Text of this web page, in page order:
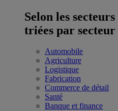
Selon les secteurs
triées par secteur
Automobile
Agriculture
Logistique
Fabrication
Commerce de détail
Santé
Banque et finance